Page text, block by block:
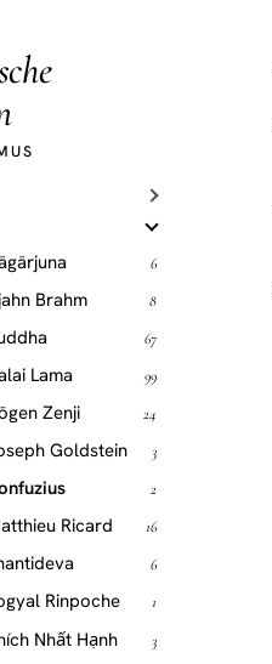
6
Brahm 8
67
Lama 99
Zenji 24
Goldstein 3
2
Ricard 16
6
Rinpoche 1
Nhất Hạnh 3